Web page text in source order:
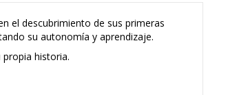
el descubrimiento de sus primeras
su autonomía y aprendizaje.
historia.